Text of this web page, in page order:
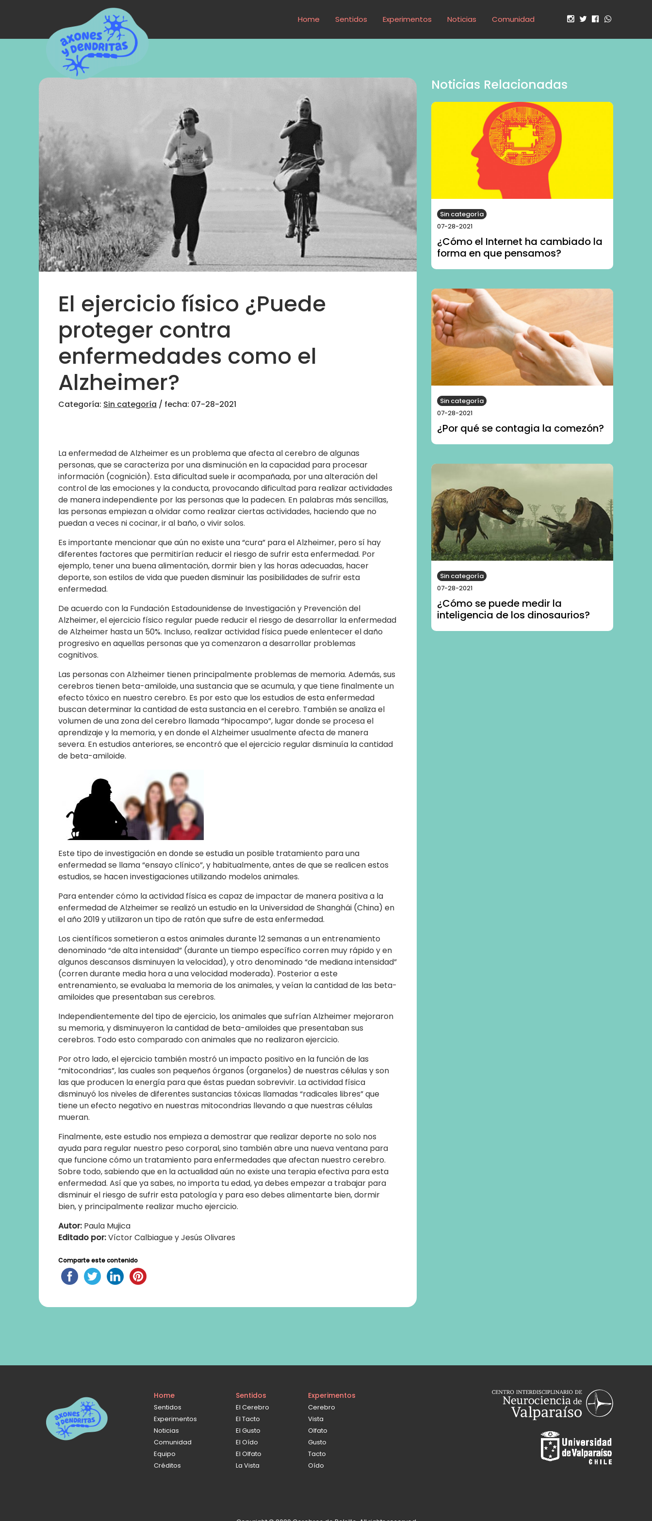
Home Sentidos Experimentos Noticias Comunidad
El ejercicio físico ¿Puede
proteger contra
enfermedades como el
Alzheimer?
Categoría: Sin categoría / fecha: 07-28-2021
La enfermedad de Alzheimer es un problema que afecta al cerebro de algunas
personas, que se caracteriza por una disminución en la capacidad para procesar
información (cognición). Esta dificultad suele ir acompañada, por una alteración del
control de las emociones y la conducta, provocando dificultad para realizar actividades
de manera independiente por las personas que la padecen. En palabras más sencillas,
las personas empiezan a olvidar como realizar ciertas actividades, haciendo que no
puedan a veces ni cocinar, ir al baño, o vivir solos.
Es importante mencionar que aún no existe una “cura” para el Alzheimer, pero sí hay
diferentes factores que permitirían reducir el riesgo de sufrir esta enfermedad. Por
ejemplo, tener una buena alimentación, dormir bien y las horas adecuadas, hacer
deporte, son estilos de vida que pueden disminuir las posibilidades de sufrir esta
enfermedad.
De acuerdo con la Fundación Estadounidense de Investigación y Prevención del
Alzheimer, el ejercicio físico regular puede reducir el riesgo de desarrollar la enfermedad
de Alzheimer hasta un 50%. Incluso, realizar actividad física puede enlentecer el daño
progresivo en aquellas personas que ya comenzaron a desarrollar problemas
cognitivos.
Las personas con Alzheimer tienen principalmente problemas de memoria. Además, sus
cerebros tienen beta-amiloide, una sustancia que se acumula, y que tiene finalmente un
efecto tóxico en nuestro cerebro. Es por esto que los estudios de esta enfermedad
buscan determinar la cantidad de esta sustancia en el cerebro. También se analiza el
volumen de una zona del cerebro llamada “hipocampo”, lugar donde se procesa el
aprendizaje y la memoria, y en donde el Alzheimer usualmente afecta de manera
severa. En estudios anteriores, se encontró que el ejercicio regular disminuía la cantidad
de beta-amiloide.
Este tipo de investigación en donde se estudia un posible tratamiento para una
enfermedad se llama “ensayo clínico”, y habitualmente, antes de que se realicen estos
estudios, se hacen investigaciones utilizando modelos animales.
Para entender cómo la actividad física es capaz de impactar de manera positiva a la
enfermedad de Alzheimer se realizó un estudio en la Universidad de Shanghái (China) en
el año 2019 y utilizaron un tipo de ratón que sufre de esta enfermedad.
Los científicos sometieron a estos animales durante 12 semanas a un entrenamiento
denominado “de alta intensidad” (durante un tiempo específico corren muy rápido y en
algunos descansos disminuyen la velocidad), y otro denominado “de mediana intensidad”
(corren durante media hora a una velocidad moderada). Posterior a este
entrenamiento, se evaluaba la memoria de los animales, y veían la cantidad de las beta-
amiloides que presentaban sus cerebros.
Independientemente del tipo de ejercicio, los animales que sufrían Alzheimer mejoraron
su memoria, y disminuyeron la cantidad de beta-amiloides que presentaban sus
cerebros. Todo esto comparado con animales que no realizaron ejercicio.
Por otro lado, el ejercicio también mostró un impacto positivo en la función de las
“mitocondrias”, las cuales son pequeños órganos (organelos) de nuestras células y son
las que producen la energía para que éstas puedan sobrevivir. La actividad física
disminuyó los niveles de diferentes sustancias tóxicas llamadas “radicales libres” que
tiene un efecto negativo en nuestras mitocondrias llevando a que nuestras células
mueran.
Finalmente, este estudio nos empieza a demostrar que realizar deporte no solo nos
ayuda para regular nuestro peso corporal, sino también abre una nueva ventana para
que funcione cómo un tratamiento para enfermedades que afectan nuestro cerebro.
Sobre todo, sabiendo que en la actualidad aún no existe una terapia efectiva para esta
enfermedad. Así que ya sabes, no importa tu edad, ya debes empezar a trabajar para
disminuir el riesgo de sufrir esta patología y para eso debes alimentarte bien, dormir
bien, y principalmente realizar mucho ejercicio.
Autor: Paula Mujica
Editado por:Víctor Calbiague y Jesús Olivares
Comparte este contenido
Noticias Relacionadas
Sin categoría
07-28-2021
¿Cómo el Internet ha cambiado la
forma en que pensamos?
Sin categoría
07-28-2021
¿Por qué se contagia la comezón?
Sin categoría
07-28-2021
¿Cómo se puede medir la
inteligencia de los dinosaurios?
Home
Sentidos
Experimentos
Noticias
Comunidad
Equipo
Créditos
Sentidos
El Cerebro
El Tacto
El Gusto
El Oído
El Olfato
La Vista
Experimentos
Cerebro
Vista
Olfato
Gusto
Tacto
Oído